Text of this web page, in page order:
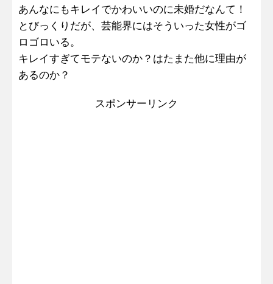
あんなにもキレイでかわいいのに未婚だなんて！
とびっくりだが、芸能界にはそういった女性がゴ
ロゴロいる。
キレイすぎてモテないのか？はたまた他に理由が
あるのか？
スポンサーリンク